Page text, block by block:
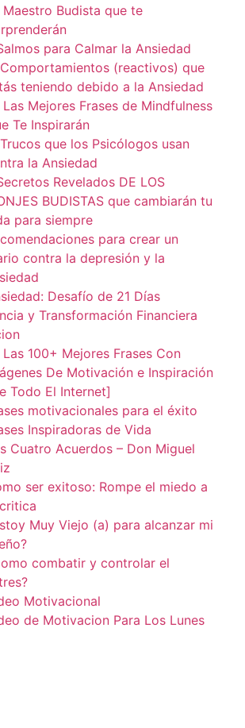
Maestro Budista que te
para Calmar la Ansiedad
Comportamientos (reactivos) que
teniendo debido a la Ansiedad
Las Mejores Frases de Mindfulness
Te Inspirarán
Trucos que los Psicólogos usan
la Ansiedad
Revelados DE LOS
BUDISTAS que cambiarán tu
para siempre
para crear un
contra la depresión y la
Desafío de 21 Días
y Transformación Financiera
Las 100+ Mejores Frases Con
De Motivación e Inspiración
Todo El Internet]
motivacionales para el éxito
Inspiradoras de Vida
Cuatro Acuerdos – Don Miguel
ser exitoso: Rompe el miedo a
Muy Viejo (a) para alcanzar mi
combatir y controlar el
Motivacional
de Motivacion Para Los Lunes